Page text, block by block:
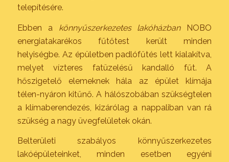
telepítésére.
Ebben a könnyűszerkezetes lakóházbanNOBO
energiatakarékos fűtőtest került minden
helyiségbe. Az épületben padlófűtés lett kialakítva,
melyet vízteres fatüzelésű kandalló fűt. A
hőszigetelő elemeknek hála az épület klímája
télen-nyáron kitűnő. A hálószobában szükségtelen
a klímaberendezés, kizárólag a nappaliban van rá
szükség a nagy üvegfelületek okán.
Belterületi szabályos könnyűszerkezetes
lakóépületeinket, minden esetben egyéni